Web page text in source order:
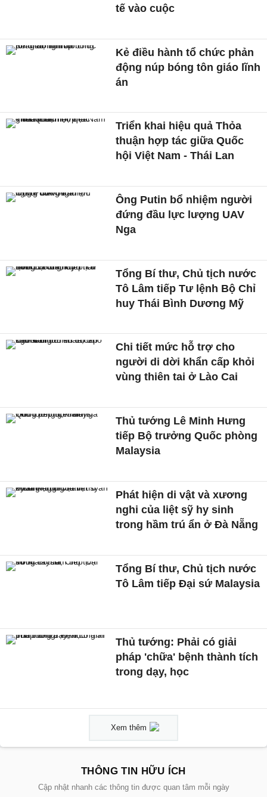
tế vào cuộc
Kẻ điều hành tổ chức phản
động núp bóng tôn giáo lĩnh
án
Triển khai hiệu quả Thỏa
thuận hợp tác giữa Quốc
hội Việt Nam - Thái Lan
Ông Putin bổ nhiệm người
đứng đầu lực lượng UAV
Nga
Tổng Bí thư, Chủ tịch nước
Tô Lâm tiếp Tư lệnh Bộ Chỉ
huy Thái Bình Dương Mỹ
Chi tiết mức hỗ trợ cho
người di dời khẩn cấp khỏi
vùng thiên tai ở Lào Cai
Thủ tướng Lê Minh Hưng
tiếp Bộ trưởng Quốc phòng
Malaysia
Phát hiện di vật và xương
nghi của liệt sỹ hy sinh
trong hầm trú ẩn ở Đà Nẵng
Tổng Bí thư, Chủ tịch nước
Tô Lâm tiếp Đại sứ Malaysia
Thủ tướng: Phải có giải
pháp 'chữa' bệnh thành tích
trong dạy, học
Xem thêm
THÔNG TIN HỮU ÍCH
Cập nhật nhanh các thông tin được quan tâm mỗi ngày